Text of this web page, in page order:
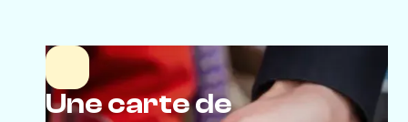
Une carte de